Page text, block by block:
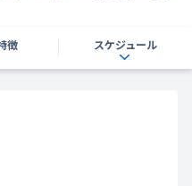
徴 スケジュール